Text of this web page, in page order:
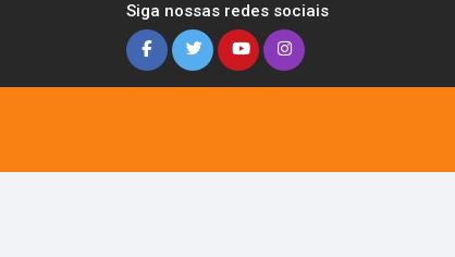
Siga nossas redes sociais